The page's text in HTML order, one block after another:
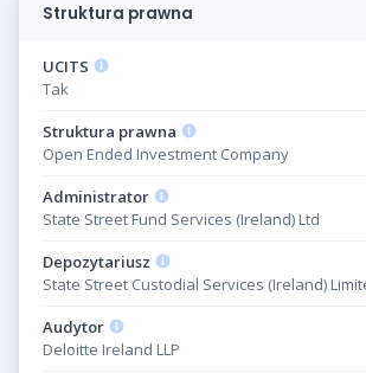
Struktura prawna
UCITS
Tak
Struktura prawna
Open Ended Investment Company
Administrator
State Street Fund Services (Ireland) Ltd
Depozytariusz
State Street Custodial Services (Ireland)
Audytor
Deloitte Ireland LLP